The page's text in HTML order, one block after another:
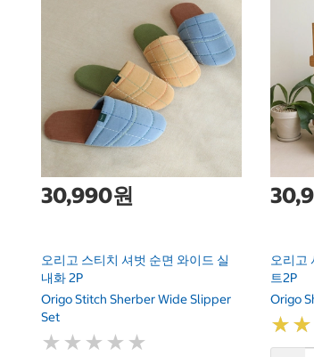
30,990원
오리고 스티치 셔벗 순면 와이드 실
내화 2P
Origo Stitch Sherber Wide Slipper
Set
★ ★ ★ ★ ★
★ ★ ★ ★ ★
오리고
트2P
Origo
★★
★★